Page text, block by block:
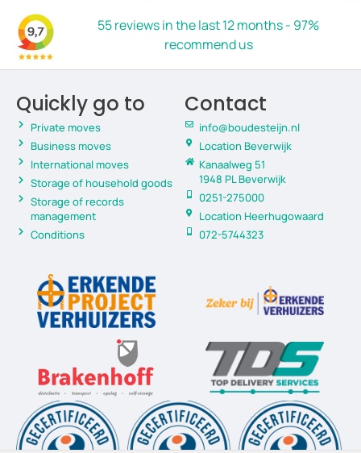
55 reviews in the last 12 months - 97%
recommend us
Contact
info@boudesteijn.nl
Location Beverwijk
Kanaalweg 51
1948 PL Beverwijk
0251-275000
Location Heerhugowaard
072-5744323
Quickly go to
Private moves
Business moves
International moves
Storage of household goods
Storage of records
management
Conditions